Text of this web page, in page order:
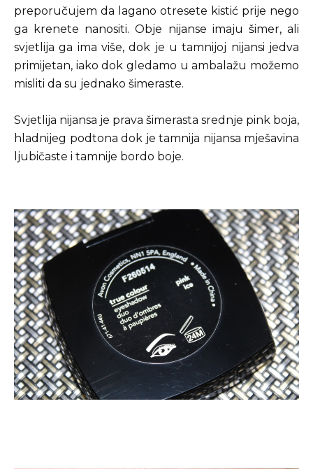
preporučujem da lagano otresete kistić prije nego
ga krenete nanositi. Obje nijanse imaju šimer, ali
svjetlija ga ima više, dok je u tamnijoj nijansi jedva
primijetan, iako dok gledamo u ambalažu možemo
misliti da su jednako šimeraste.
Svjetlija nijansa je prava šimerasta srednje pink boja,
hladnijeg podtona dok je tamnija nijansa mješavina
ljubičaste i tamnije bordo boje.